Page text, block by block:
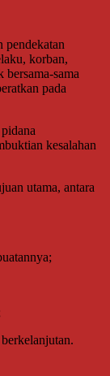
pendekatan
korban,
sama
pada
kesalahan
utama, antara